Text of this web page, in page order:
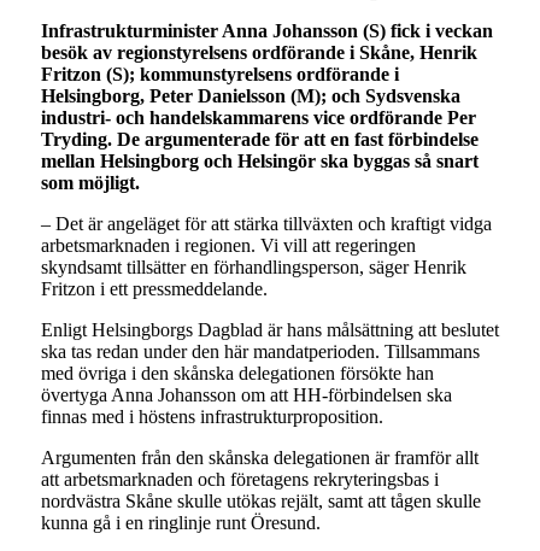
Infrastrukturminister Anna Johansson (S) fick i veckan
besök av regionstyrelsens ordförande i Skåne, Henrik
Fritzon (S); kommunstyrelsens ordförande i
Helsingborg, Peter Danielsson (M); och Sydsvenska
industri- och handelskammarens vice ordförande Per
Tryding. De argumenterade för att en fast förbindelse
mellan Helsingborg och Helsingör ska byggas så snart
som möjligt.
– Det är angeläget för att stärka tillväxten och kraftigt vidga
arbetsmarknaden i regionen. Vi vill att regeringen
skyndsamt tillsätter en förhandlingsperson, säger Henrik
Fritzon i ett pressmeddelande.
Enligt Helsingborgs Dagblad är hans målsättning att beslutet
ska tas redan under den här mandatperioden. Tillsammans
med övriga i den skånska delegationen försökte han
övertyga Anna Johansson om att HH-förbindelsen ska
finnas med i höstens infrastrukturproposition.
Argumenten från den skånska delegationen är framför allt
att arbetsmarknaden och företagens rekryteringsbas i
nordvästra Skåne skulle utökas rejält, samt att tågen skulle
kunna gå i en ringlinje runt Öresund.